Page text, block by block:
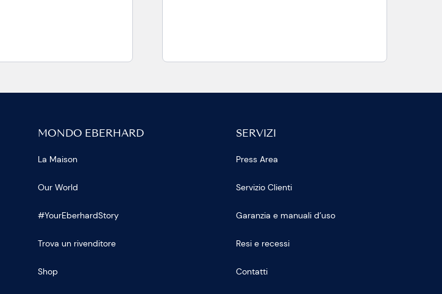
MONDO EBERHARD
La Maison
Our World
#YourEberhardStory
Trova un rivenditore
Shop
SERVIZI
Press Area
Servizio Clienti
Garanzia e manuali d’uso
Resi e recessi
Contatti